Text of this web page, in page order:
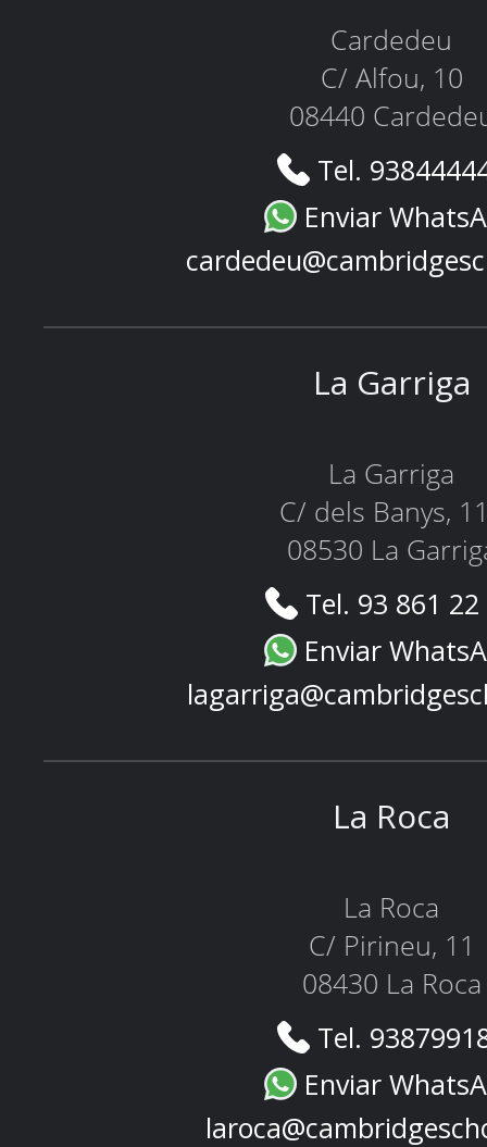
Cardedeu
C/ Alfou, 10
08440
Tel.
Enviar
La Garriga
La Garriga
C/ dels Banys,
08530 La
Tel. 93 861
Enviar
La Roca
La Roca
C/ Pirineu, 11
08430 La Roca
Tel.
Enviar